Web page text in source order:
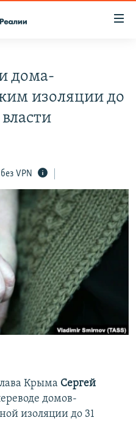
СОПРОТИВЛЕНИЯ
дома-
изоляции до
VPN
Крыма Сергей
домов-
изоляции до 31